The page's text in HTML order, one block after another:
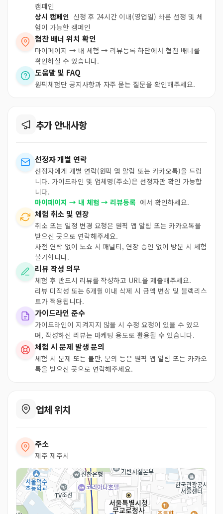
캠페인
상시 캠페인 신청 후 24시간 이내(영업일) 빠른 선정 및 체
험이 가능한 캠페인
협찬 배너 위치 확인
마이페이지 → 내 체험 → 리뷰등록 하단에서 협찬 배너를
확인하실 수 있습니다.
도움말 및 FAQ
원픽체험단 공지사항과 자주 묻는 질문을 확인해주세요.
추가 안내사항
선정자 개별 연락
선정자에게 개별 연락(원픽 앱 알림 또는 카카오톡)을 드립
니다. 가이드라인 및 업체명(주소)은 선정자만 확인 가능합
니다.
마이페이지 → 내 체험 → 리뷰등록 에서 확인하세요.
체험 취소 및 연장
취소 또는 일정 변경 요청은 원픽 앱 알림 또는 카카오톡을
받으신 곳으로 연락해주세요.
사전 연락 없이 노쇼 시 패널티, 연장 승인 없이 방문 시 체험
불가합니다.
리뷰 작성 의무
체험 후 반드시 리뷰를 작성하고 URL을 제출해주세요.
리뷰 미작성 또는 6개월 이내 삭제 시 금액 변상 및 블랙리스
트가 적용됩니다.
가이드라인 준수
가이드라인이 지켜지지 않을 시 수정 요청이 있을 수 있으
며, 작성하신 리뷰는 마케팅 용도로 활용될 수 있습니다.
체험 시 문제 발생 문의
체험 시 문제 또는 불만, 문의 등은 원픽 앱 알림 또는 카카오
톡을 받으신 곳으로 연락해주세요.
업체 위치
주소
제주 제주시